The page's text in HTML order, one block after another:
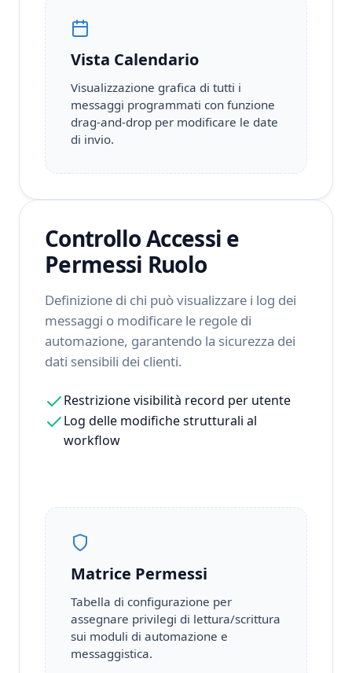
Vista Calendario
Visualizzazione grafica di tutti i
messaggi programmati con funzione
drag-and-drop per modificare le date
di invio.
Controllo Accessi e
Permessi Ruolo
Definizione di chi può visualizzare i log dei
messaggi o modificare le regole di
automazione, garantendo la sicurezza dei
dati sensibili dei clienti.
Restrizione visibilità record per utente
Log delle modifiche strutturali al
workflow
Matrice Permessi
Tabella di configurazione per
assegnare privilegi di lettura/scrittura
sui moduli di automazione e
messaggistica.